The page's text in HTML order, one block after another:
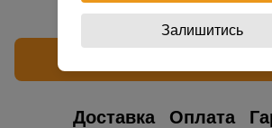
Доставка Оплата
Залишитись